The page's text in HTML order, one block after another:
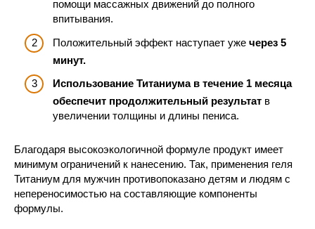
помощи массажных движений до полного
впитывания.
Положительный эффект наступает уже через 5
минут.
Использование Титаниума в течение 1 месяца
обеспечит продолжительный результат в
увеличении толщины и длины пениса.
Благодаря высокоэкологичной формуле продукт имеет
минимум ограничений к нанесению. Так, применения геля
Титаниум для мужчин противопоказано детям и людям с
непереносимостью на составляющие компоненты
формулы.